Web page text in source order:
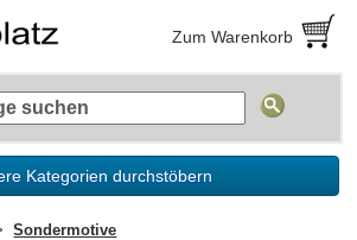
Zum Warenkorb
Kategorien durchstöbern
Sondermotive